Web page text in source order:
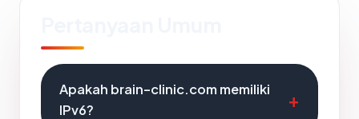
Apakah brain-clinic.com memiliki
IPv6?